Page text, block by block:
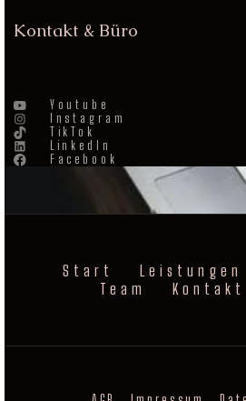
Kontakt & Büro
Youtube
Instagram
TikTok
LinkedIn
Facebook
Start Leistungen
Team
Kontakt